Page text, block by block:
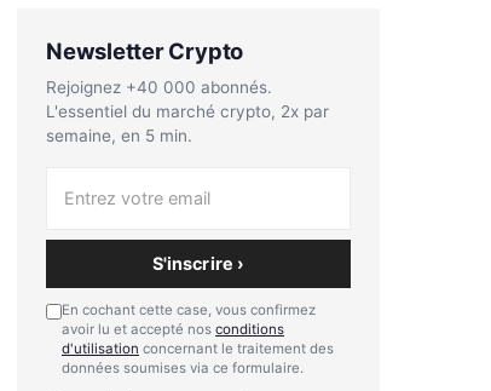
Newsletter Crypto
Rejoignez +40 000 abonnés.
L'essentiel du marché crypto, 2x par
semaine, en 5 min.
S'inscrire ›
En cochant cette case, vous confirmez
avoir lu et accepté nos conditions
d'utilisation concernant le traitement des
données soumises via ce formulaire.